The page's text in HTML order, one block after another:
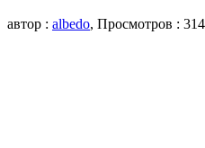
автор : albedo, Просмотров :